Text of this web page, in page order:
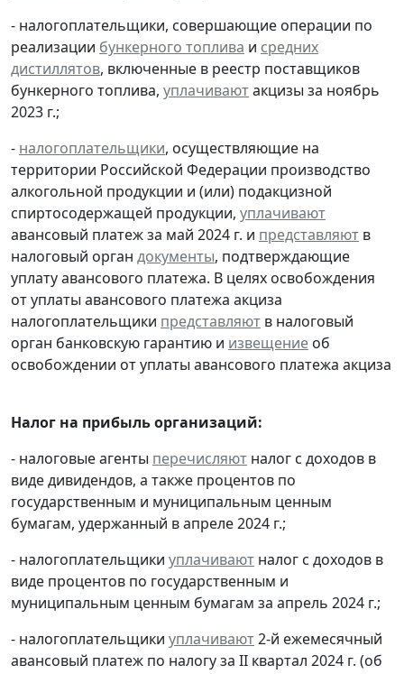
- налогоплательщики, совершающие операции по
реализации бункерного топлива и средних
дистиллятов, включенные в реестр поставщиков
бункерного топлива, уплачиваютакцизы за ноябрь
2023 г.;
- налогоплательщики, осуществляющие на
территории Российской Федерации производство
алкогольной продукции и (или) подакцизной
спиртосодержащей продукции, уплачивают
авансовый платеж за май 2024 г. и представляют в
налоговый орган документы, подтверждающие
уплату авансового платежа. В целях освобождения
от уплаты авансового платежа акциза
налогоплательщики представляют в налоговый
орган банковскую гарантию и извещение об
освобождении от уплаты авансового платежа акциза
Налог на прибыль организаций:
- налоговые агенты перечисляют налог с доходов в
виде дивидендов, а также процентов по
государственным и муниципальным ценным
бумагам, удержанный в апреле 2024 г.;
- налогоплательщики уплачивают налог с доходов в
виде процентов по государственным и
муниципальным ценным бумагам за апрель 2024 г.;
- налогоплательщики уплачивают2-й ежемесячный
авансовый платеж по налогу за II квартал 2024 г. (об